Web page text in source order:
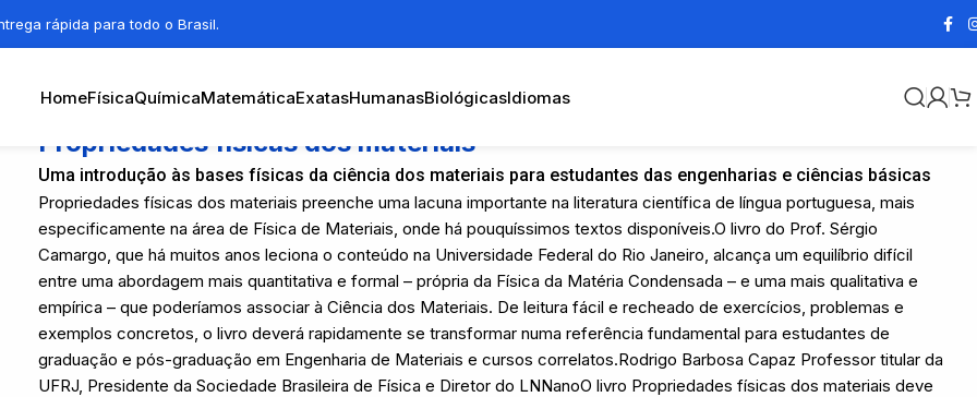
rápida para todo o Brasil.
HomeFísicaQuímicaMatemáticaExatasHumanasBiológicasIdiomas
Propriedades físicas dos materiais
Uma introdução às bases físicas da ciência dos materiais para estudantes das engenharias e ciências básicas
Propriedades físicas dos materiais preenche uma lacuna importante na literatura científica de língua portuguesa, mais
especificamente na área de Física de Materiais, onde há pouquíssimos textos disponíveis.O livro do Prof. Sérgio
Camargo, que há muitos anos leciona o conteúdo na Universidade Federal do Rio Janeiro, alcança um equilíbrio difícil
entre uma abordagem mais quantitativa e formal – própria da Física da Matéria Condensada – e uma mais qualitativa e
empírica – que poderíamos associar à Ciência dos Materiais. De leitura fácil e recheado de exercícios, problemas e
exemplos concretos, o livro deverá rapidamente se transformar numa referência fundamental para estudantes de
graduação e pós-graduação em Engenharia de Materiais e cursos correlatos.Rodrigo Barbosa Capaz Professor titular da
UFRJ, Presidente da Sociedade Brasileira de Física e Diretor do LNNanoO livro Propriedades físicas dos materiais deve